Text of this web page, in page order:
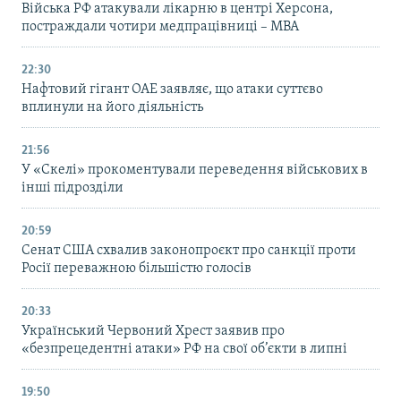
Війська РФ атакували лікарню в центрі Херсона,
постраждали чотири медпрацівниці – МВА
22:30
Нафтовий гігант ОАЕ заявляє, що атаки суттєво
вплинули на його діяльність
21:56
У «Скелі» прокоментували переведення військових в
інші підрозділи
20:59
Cенат США схвалив законопроєкт про санкції проти
Росії переважною більшістю голосів
20:33
Український Червоний Хрест заявив про
«безпрецедентні атаки» РФ на свої об’єкти в липні
19:50